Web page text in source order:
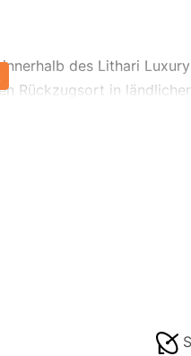
des Lithari
Rückzugsort in
der Umgebung und